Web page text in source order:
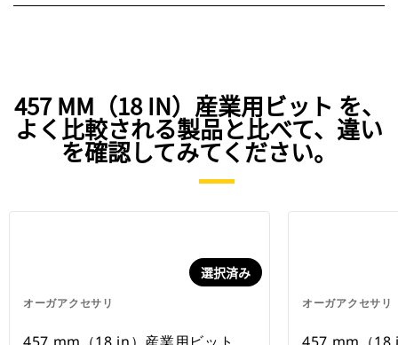
457 MM（18 IN）産業用ビット を、
よく比較される製品と比べて、違い
を確認してみてください。
オーガアクセサリ
選択済み
オーガアクセサリ